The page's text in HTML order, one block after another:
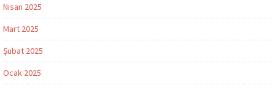
Nisan 2025
Mart 2025
Şubat 2025
Ocak 2025